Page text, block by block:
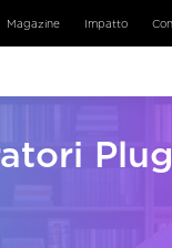
Magazine Impatto